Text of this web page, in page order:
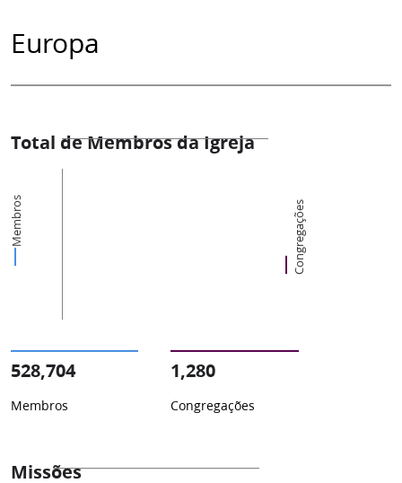
Europa
Total de Membros da Igreja
Membros Congregações
528,704
Membros
1,280
Congregações
Missões